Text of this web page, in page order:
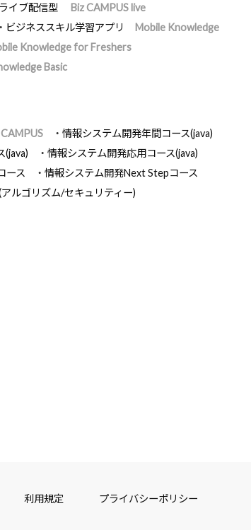
イブ配信型
Biz CAMPUS live
ビジネススキル学習アプリ
Mobile Knowledge
Knowledge for Freshers
Basic
情報システム開発年間コース(java)
(java)
情報システム開発応用コース(java)
ース
情報システム開発Next Stepコース
ルゴリズム/セキュリティー)
利用規定 プライバシーポリシー